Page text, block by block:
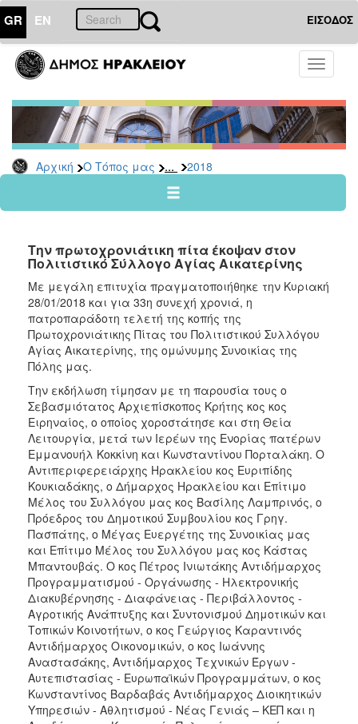
GR EN ΕΙΣΟΔΟΣ
Toggle
Αρχική Ο Τόπος μας ... 2018
ΤΟΠΟΣ
ΜΑΣ
Ανακοινώσεις
Αρχείο
2026
2024
2022
2021
2020
2019
2018
2016
2015
2012
2011
ΔΗΜΟΣ
ΠΟΛΙΤΙΣΜΟΣ
ΑΝΘΕΚΤΙΚΗ
ΠΟΛΗ
Την πρωτοχρονιάτικη πίτα έκοψαν στον
Πολιτιστικό Σύλλογο Αγίας Αικατερίνης
Με μεγάλη επιτυχία πραγματοποιήθηκε την Κυριακή
28/01/2018 και για 33η συνεχή χρονιά, η
πατροπαράδοτη τελετή της κοπής της
Πρωτοχρονιάτικης Πίτας του Πολιτιστικού Συλλόγου
Αγίας Αικατερίνης, της ομώνυμης Συνοικίας της
Πόλης μας.
Την εκδήλωση τίμησαν με τη παρουσία τους ο
Σεβασμιότατος Αρχιεπίσκοπος Κρήτης κος κος
Ειρηναίος, ο οποίος χοροστάτησε και στη Θεία
Λειτουργία, μετά των Ιερέων της Ενορίας πατέρων
Εμμανουήλ Κοκκίνη και Κωνσταντίνου Πορταλάκη. Ο
Αντιπεριφερειάρχης Ηρακλείου κος Ευριπίδης
Κουκιαδάκης, ο Δήμαρχος Ηρακλείου και Επίτιμο
Μέλος του Συλλόγου μας κος Βασίλης Λαμπρινός, ο
Πρόεδρος του Δημοτικού Συμβουλίου κος Γρηγ.
Πασπάτης, ο Μέγας Ευεργέτης της Συνοικίας μας
και Επίτιμο Μέλος του Συλλόγου μας κος Κάστας
Μπαντουβάς. Ο κος Πέτρος Ινιωτάκης Αντιδήμαρχος
Προγραμματισμού - Οργάνωσης - Ηλεκτρονικής
Διακυβέρνησης - Διαφάνειας - Περιβάλλοντος -
Αγροτικής Ανάπτυξης και Συντονισμού Δημοτικών και
Τοπικών Κοινοτήτων, ο κος Γεώργιος Καραντινός
Αντιδήμαρχος Οικονομικών, ο κος Ιωάννης
Αναστασάκης, Αντιδήμαρχος Τεχνικών Έργων -
Αυτεπιστασίας - Ευρωπαϊκών Προγραμμάτων, ο κος
Κωνσταντίνος Βαρδαβάς Αντιδήμαρχος Διοικητικών
Υπηρεσιών - Αθλητισμού - Νέας Γενιάς – ΚΕΠ και η